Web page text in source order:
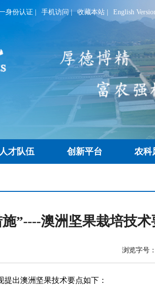
身份认证 手机访问| 收藏本站 English
人才队伍 创新平台 农科
”----澳洲坚果栽培技术
浏览字号：
出澳洲坚果技术要点如下：